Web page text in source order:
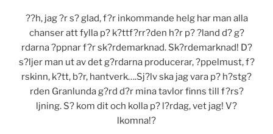
??h, jag ?r s? glad, f?r inkommande helg har man alla
chanser att fylla p? k?ttf?rr?den h?r p? ?land d? g?
rdarna ?ppnar f?r sk?rdemarknad. Sk?rdemarknad! D?
s?ljer man ut av det g?rdarna producerar, ?ppelmust, f?
rskinn, k?tt, b?r, hantverk….Sj?lv ska jag vara p? h?stg?
rden Granlunda g?rd d?r mina tavlor finns till f?rs?
ljning. S? kom dit och kolla p? l?rdag, vet jag! V?
lkomna!?